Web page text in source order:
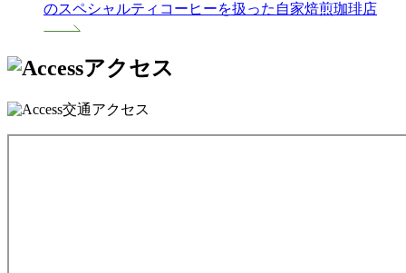
のスペシャルティコーヒーを扱った自家焙煎珈琲店
アクセス
交通アクセス